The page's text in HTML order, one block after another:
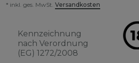
* inkl. ges. MwSt. Versandkosten
Kennzeichnung
nach Verordnung
(EG) 1272/2008